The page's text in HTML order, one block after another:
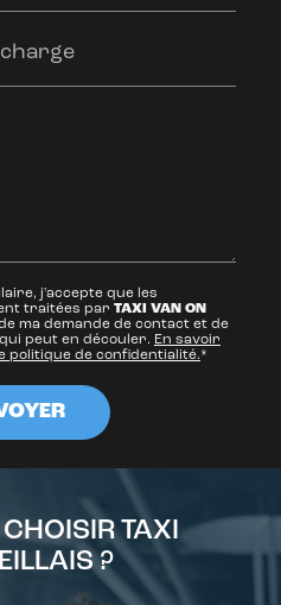
j'accepte que les
traitées par TAXI VAN ON
ma demande de contact et de
peut en découler. En savoir
politique de confidentialité.*
TAXI
?